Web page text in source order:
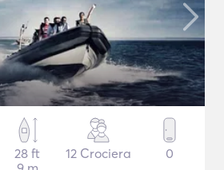
28 ft
12 Crociera 0